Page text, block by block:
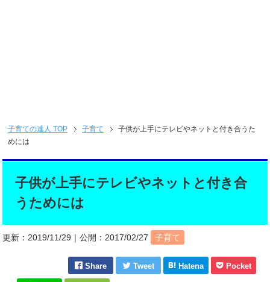
子育ての達人 TOP 子育て
子供が上手にテレビやネットと付き合うた
めには
子供が上手にテレビやネットと付き合
うためには
更新：2019/11/29 ｜公開：2017/02/27 子育て
Share Tweet Hatena Pocket